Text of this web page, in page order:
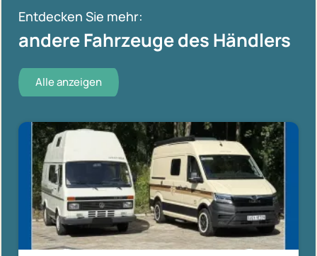
Entdecken Sie mehr:
andere Fahrzeuge des Händlers
Alle anzeigen